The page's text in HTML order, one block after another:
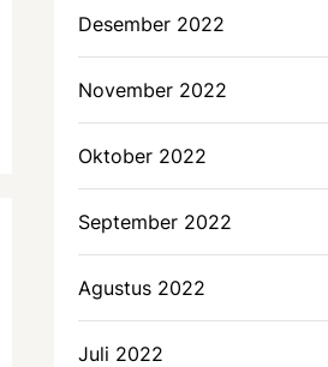
Desember 2022
November 2022
Oktober 2022
September 2022
Agustus 2022
Juli 2022